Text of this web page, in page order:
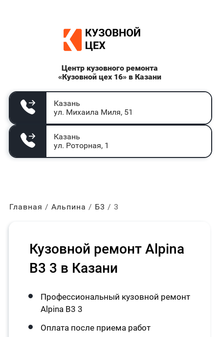
Центр кузовного ремонта
«Кузовной цех 16» в Казани
Казань
ул. Михаила Миля, 51
Казань
ул. Роторная, 1
Главная Альпина Б3 3
Кузовной ремонт Alpina
B3 3 в Казани
Профессиональный кузовной ремонт
Alpina B3 3
Оплата после приема работ